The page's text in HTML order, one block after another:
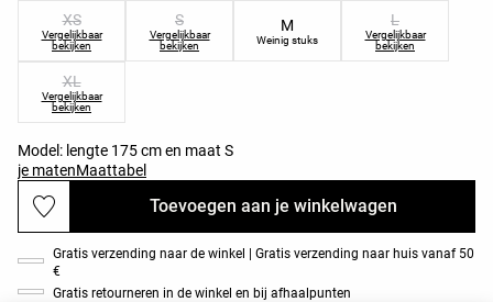
XS
Vergelijkbaar
bekijken
S
Vergelijkbaar
bekijken
M
Weinig stuks
L
Vergelijkbaar
bekijken
XL
Vergelijkbaar
bekijken
Model: lengte 175 cm en maat S
je matenMaattabel
Toevoegen aan je winkelwagen
Gratis verzending naar de winkel | Gratis verzending naar huis vanaf 50
€
Gratis retourneren in de winkel en bij afhaalpunten